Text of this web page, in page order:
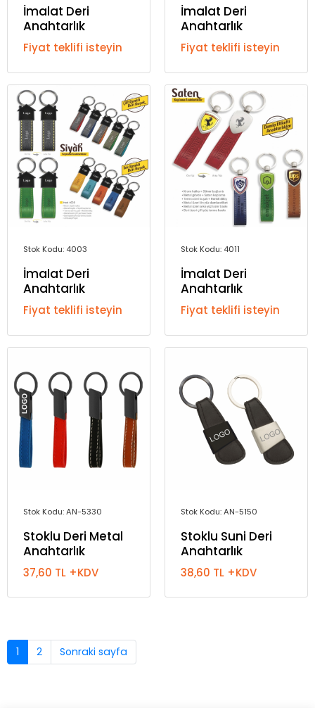
İmalat Deri
Anahtarlık
Fiyat teklifi isteyin
İmalat Deri
Anahtarlık
Fiyat teklifi isteyin
Stok Kodu: 4003
İmalat Deri
Anahtarlık
Fiyat teklifi isteyin
Stok Kodu: 4011
İmalat Deri
Anahtarlık
Fiyat teklifi isteyin
Stok Kodu: AN-5330
Stoklu Deri Metal
Anahtarlık
37,60 TL +KDV
Stok Kodu: AN-5150
Stoklu Suni Deri
Anahtarlık
38,60 TL +KDV
1 2 Sonraki sayfa